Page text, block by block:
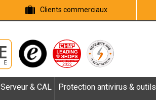
Clients commerciaux
Serveur & CAL Protection antivirus & outils